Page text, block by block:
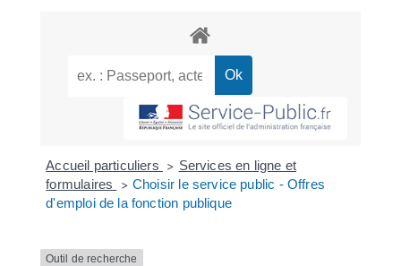
Accueil particuliers > Services en ligne et
formulaires
> Choisir le service public - Offres
d'emploi de la fonction publique
Outil de recherche